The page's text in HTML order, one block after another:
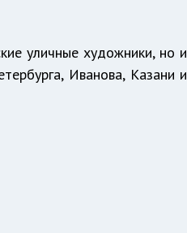
уличные художники, но и
Иванова, Казани и